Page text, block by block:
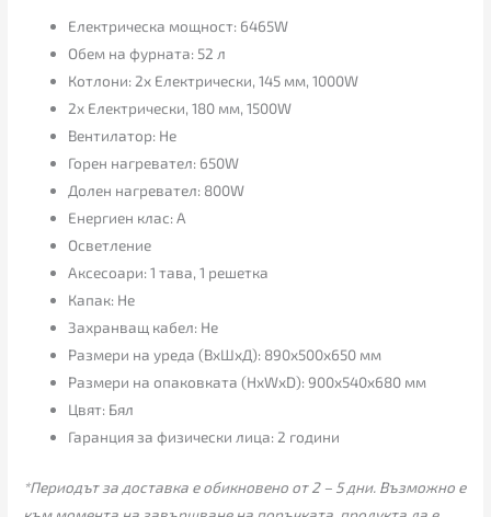
Електрическа мощност: 6465W
Обем на фурната: 52 л
Котлони: 2x Електрически, 145 мм, 1000W
2x Електрически, 180 мм, 1500W
Вентилатор: Не
Горен нагревател: 650W
Долен нагревател: 800W
Енергиен клас: А
Осветление
Аксесоари: 1 тава, 1 решетка
Капак: Не
Захранващ кабел: Не
Размери на уреда (ВxШxД): 890x500x650 мм
Размери на опаковката (HxWxD): 900x540x680 мм
Цвят: Бял
Гаранция за физически лица: 2 години
*Периодът за доставка е обикновено от 2 – 5 дни. Възможно е